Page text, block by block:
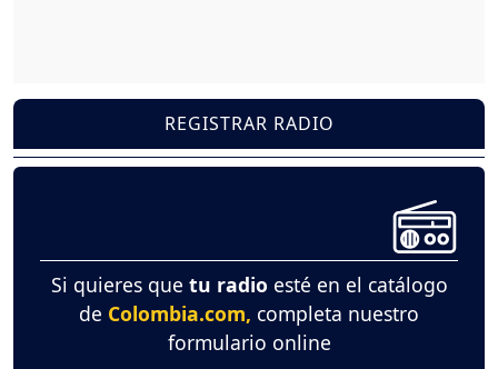
REGISTRAR RADIO
Si quieres que tu radio esté en el catálogo
de Colombia.com, completa nuestro
formulario online